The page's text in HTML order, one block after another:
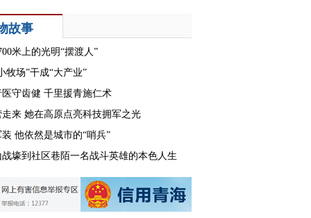
故事
米上的光明“摆渡人”
牧场”干成“大产业”
守齿健 千里援青施仁术
来 她在高原点亮科技拥军之光
他依然是城市的“哨兵”
壕到社区巷陌一名战斗英雄的本色人生